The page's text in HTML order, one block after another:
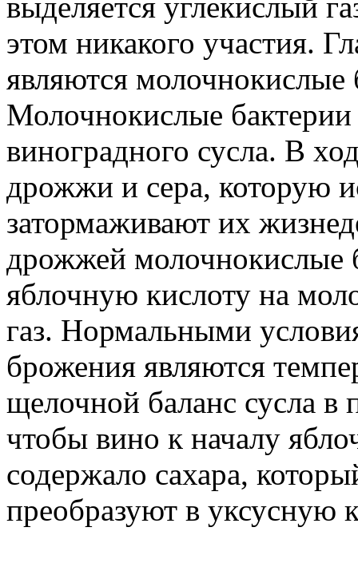
этом никакого участия.
являются молочнокислые
Молочнокислые
виноградного сусла. В
дрожжи и сера, которую
затормаживают их
дрожжей молочнокислые
яблочную кислоту на
газ. Нормальными
брожения являются
щелочной баланс сусла
чтобы вино к началу
содержало сахара,
преобразуют в уксусную